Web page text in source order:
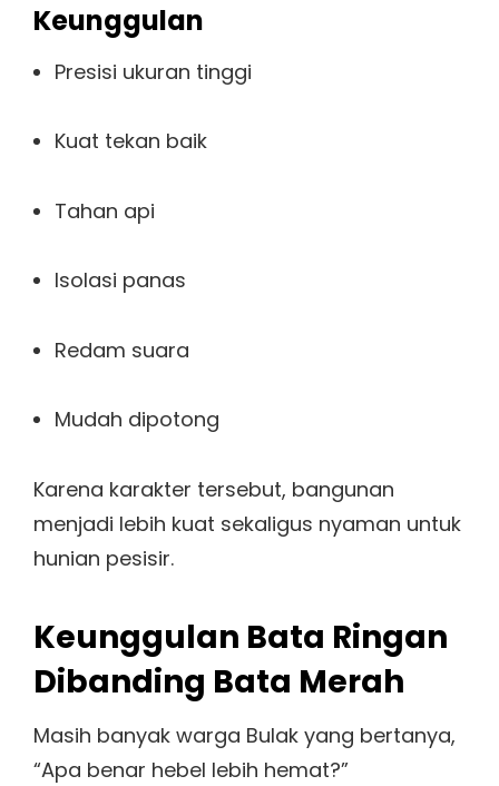
Keunggulan
Presisi ukuran tinggi
Kuat tekan baik
Tahan api
Isolasi panas
Redam suara
Mudah dipotong
Karena karakter tersebut, bangunan
menjadi lebih kuat sekaligus nyaman untuk
hunian pesisir.
Keunggulan Bata Ringan
Dibanding Bata Merah
Masih banyak warga Bulak yang bertanya,
“Apa benar hebel lebih hemat?”